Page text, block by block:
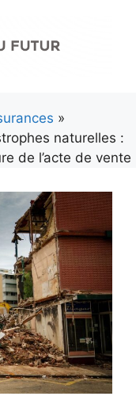
»
naturelles :
de l’acte de vente